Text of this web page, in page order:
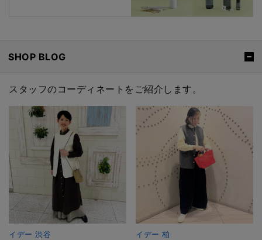
SHOP BLOG
スタッフのコーディネートをご紹介します。
イデー 渋谷 イデー 柏